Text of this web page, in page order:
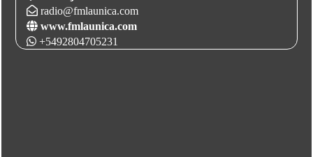
radio@fmlaunica.com
www.fmlaunica.com
+5492804705231